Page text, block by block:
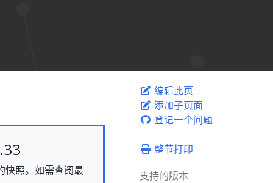
快照。如需查阅最
编辑此页
添加子页面
登记一个问题
整节打印
支持的版本